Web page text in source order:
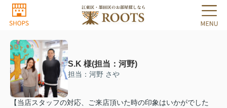
S.K 様(担当：河野)
担当：河野 さや
【当店スタッフの対応、ご来店頂いた時の印象はいかがでした